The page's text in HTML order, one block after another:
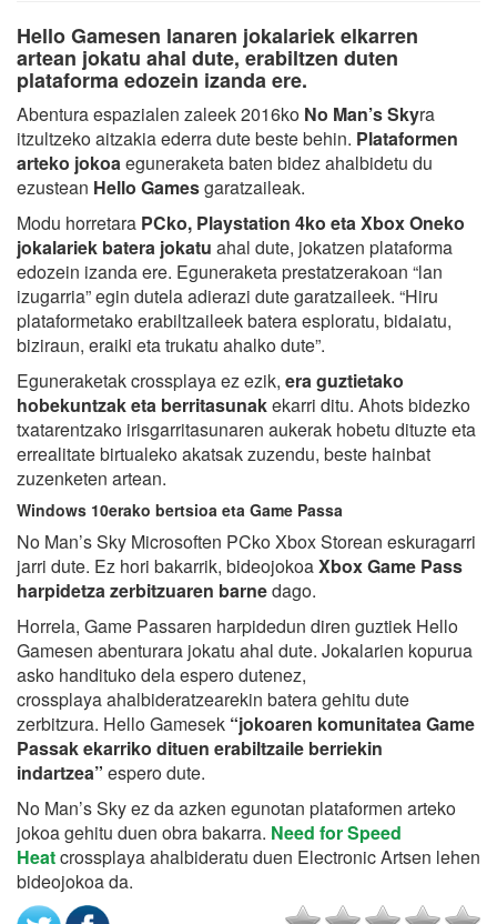
Hello Gamesen lanaren jokalariek elkarren
artean jokatu ahal dute, erabiltzen duten
plataforma edozein izanda ere.
Abentura espazialen zaleek 2016ko No Man’s Skyra
itzultzeko aitzakia ederra dute beste behin. Plataformen
arteko jokoaeguneraketa baten bidez ahalbidetu du
ezustean Hello Gamesgaratzaileak.
Modu horretara PCko, Playstation 4ko eta Xbox Oneko
jokalariek batera jokatu ahal dute, jokatzen plataforma
edozein izanda ere. Eguneraketa prestatzerakoan “lan
izugarria” egin dutela adierazi dute garatzaileek. “Hiru
plataformetako erabiltzaileek batera esploratu, bidaiatu,
biziraun, eraiki eta trukatu ahalko dute”.
Eguneraketak crossplaya ez ezik, era guztietako
hobekuntzak eta berritasunakekarri ditu. Ahots bidezko
txatarentzako irisgarritasunaren aukerak hobetu dituzte eta
errealitate birtualeko akatsak zuzendu, beste hainbat
zuzenketen artean.
Windows 10erako bertsioa eta Game Passa
No Man’s Sky Microsoften PCko Xbox Storean eskuragarri
jarri dute. Ez hori bakarrik, bideojokoaXbox Game Pass
harpidetza zerbitzuaren barnedago.
Horrela, Game Passaren harpidedun diren guztiek Hello
Gamesen abenturara jokatu ahal dute. Jokalarien kopurua
asko handituko dela espero dutenez,
crossplaya ahalbideratzearekin batera gehitu dute
zerbitzura. Hello Gamesek “jokoaren komunitatea Game
Passak ekarriko dituen erabiltzaile berriekin
indartzea” espero dute.
No Man’s Sky ez da azken egunotan plataformen arteko
jokoa gehitu duen obra bakarra. Need for Speed
Heatcrossplaya ahalbideratu duen Electronic Artsen lehen
bideojokoa da.